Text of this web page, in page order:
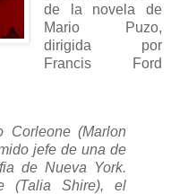
de la novela de
Mario Puzo,
dirigida por
Francis Ford
Corleone (Marlon
jefe de una de
de Nueva York.
(Talia Shire), el